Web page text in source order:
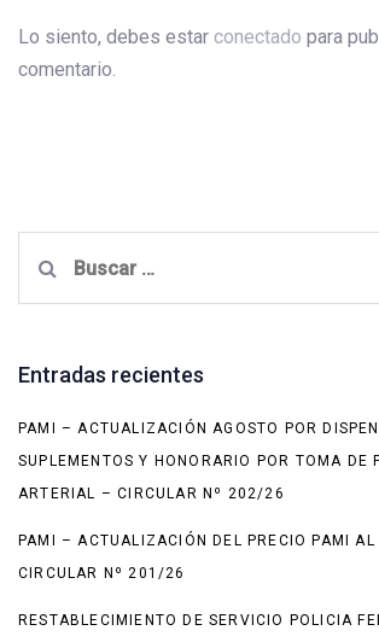
Lo siento, debes estar conectado para
comentario.
Entradas recientes
PAMI – ACTUALIZACIÓN AGOSTO POR
SUPLEMENTOS Y HONORARIO POR TOMA DE
ARTERIAL – CIRCULAR Nº 202/26
PAMI – ACTUALIZACIÓN DEL PRECIO PAMI
CIRCULAR Nº 201/26
RESTABLECIMIENTO DE SERVICIO POLICIA